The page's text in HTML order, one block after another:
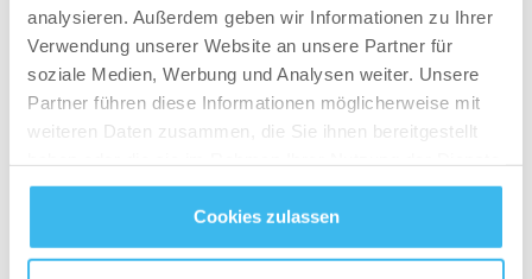
analysieren. Außerdem geben wir Informationen zu Ihrer
Verwendung unserer Website an unsere Partner für
soziale Medien, Werbung und Analysen weiter. Unsere
Partner führen diese Informationen möglicherweise mit
weiteren Daten zusammen, die Sie ihnen bereitgestellt
gesammelt haben.
Datenschutz- undCookie-Richtlinien
Cookies zulassen
Was hilft gegen
Muskelkater?
zwei oder drei seinen Höhepunkt. Nach etwa
einer Woche sollten die Schmerzen wieder